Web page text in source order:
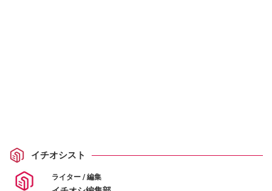
イチオシスト
ライター / 編集